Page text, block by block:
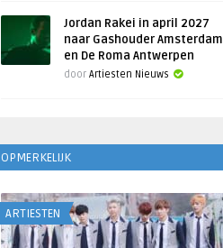
Jordan Rakei in april 2027
naar Gashouder Amsterdam
en De Roma Antwerpen
door Artiesten Nieuws
OPMERKELIJK
ARTIESTEN